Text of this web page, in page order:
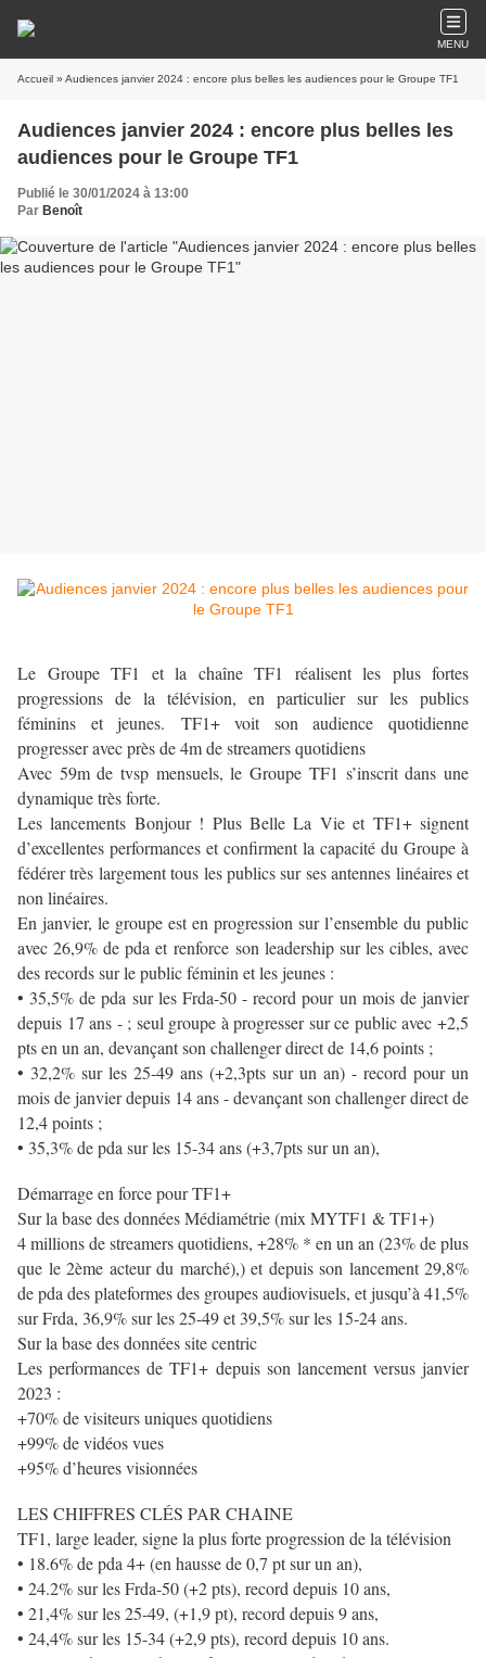
MENU
Accueil » Audiences janvier 2024 : encore plus belles les audiences pour le Groupe TF1
Audiences janvier 2024 : encore plus belles les
audiences pour le Groupe TF1
Publié le 30/01/2024 à 13:00
Par Benoît
Le Groupe TF1 et la chaîne TF1 réalisent les plus fortes
progressions de la télévision, en particulier sur les publics
féminins et jeunes. TF1+ voit son audience quotidienne
progresser avec près de 4m de streamers quotidiens
Avec 59m de tvsp mensuels, le Groupe TF1 s’inscrit dans une
dynamique très forte.
Les lancements Bonjour ! Plus Belle La Vie et TF1+ signent
d’excellentes performances et confirment la capacité du Groupe à
fédérer très largement tous les publics sur ses antennes linéaires et
non linéaires.
En janvier, le groupe est en progression sur l’ensemble du public
avec 26,9% de pda etrenforce son leadership sur les cibles, avec
des records sur le public féminin et les jeunes :
• 35,5% de pda sur les Frda-50 - record pour un mois de janvier
depuis 17 ans - ; seul groupe à progresser sur ce public avec +2,5
pts en un an, devançant son challenger direct de 14,6 points ;
• 32,2% sur les 25-49 ans (+2,3pts sur un an) - record pour un
mois de janvier depuis 14 ans - devançant son challenger direct de
12,4 points ;
• 35,3% de pda sur les 15-34 ans (+3,7pts sur un an),
Démarrage en force pour TF1+
Sur la base des données Médiamétrie (mix MYTF1 & TF1+)
4 millions de streamers quotidiens, +28% * en un an (23% de plus
que le 2ème acteur du marché),) et depuis son lancement 29,8%
de pda des plateformes des groupes audiovisuels, et jusqu’à 41,5%
sur Frda, 36,9% sur les 25-49 et 39,5% sur les 15-24 ans.
Sur la base des données site centric
Les performances de TF1+ depuis son lancement versus janvier
2023 :
+70% de visiteurs uniques quotidiens
+99% de vidéos vues
+95% d’heures visionnées
LES CHIFFRES CLÉS PAR CHAINE
TF1, large leader, signe la plus forte progression de la télévision
• 18.6% de pda 4+ (en hausse de 0,7 pt sur un an),
• 24.2% sur les Frda-50 (+2 pts), record depuis 10 ans,
• 21,4% sur les 25-49, (+1,9 pt), record depuis 9 ans,
• 24,4% sur les 15-34 (+2,9 pts), record depuis 10 ans.